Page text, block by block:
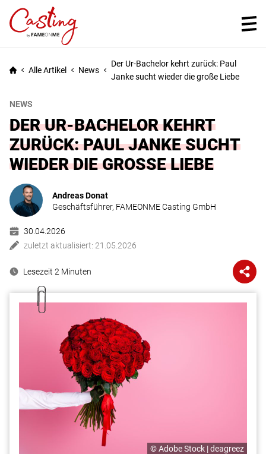
Alle Artikel News
Der Ur-Bachelor kehrt zurück: Paul
Janke sucht wieder die große Liebe
NEWS
DER UR-BACHELOR KEHRT
ZURÜCK: PAUL JANKE SUCHT
WIEDER DIE GROSSE LIEBE
Andreas Donat
Geschäftsführer, FAMEONME Casting GmbH
30.04.2026
zuletzt aktualisiert: 21.05.2026
Lesezeit 2 Minuten
© Adobe Stock | deagreez